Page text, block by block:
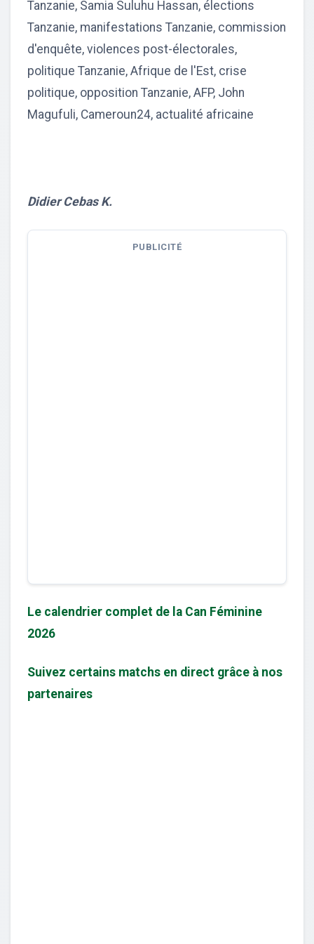
Tanzanie, Samia Suluhu Hassan, élections
Tanzanie, manifestations Tanzanie, commission
d'enquête, violences post-électorales,
politique Tanzanie, Afrique de l'Est, crise
politique, opposition Tanzanie, AFP, John
Magufuli, Cameroun24, actualité africaine
Didier Cebas K.
PUBLICITÉ
Le calendrier complet de la Can Féminine
2026
Suivez certains matchs en direct grâce à nos
partenaires